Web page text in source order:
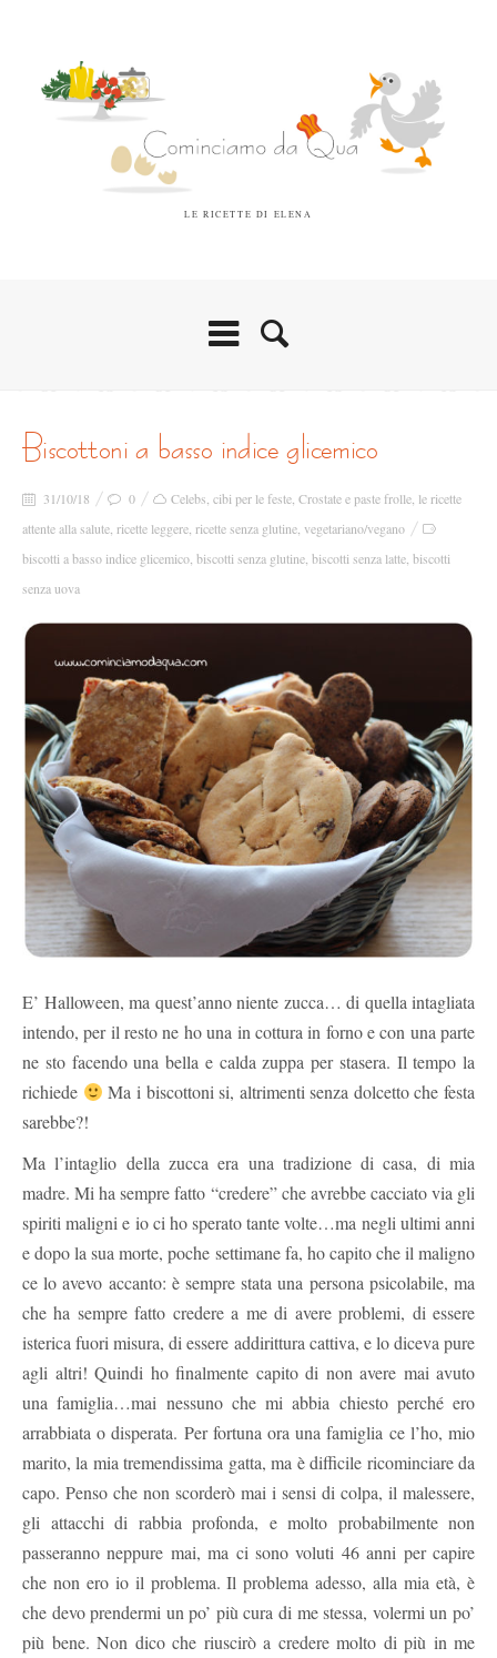
LE RICETTE DI ELENA
biscottoni a basso indice glicemico
31/10/18 0 Celebs cibi per le feste Crostate e paste frolle le ricette
attente alla salute ricette leggere ricette senza glutine vegetariano/vegano
biscotti a basso indice glicemico biscotti senza glutine biscotti senza latte biscotti
senza uova
E’ Halloween, ma quest’anno niente zucca… di quella intagliata
intendo, per il resto ne ho una in cottura in forno e con una parte
ne sto facendo una bella e calda zuppa per stasera. Il tempo la
richiede
Ma i biscottoni si, altrimenti senza dolcetto che festa
sarebbe?!
Ma l’intaglio della zucca era una tradizione di casa, di mia
madre. Mi ha sempre fatto “credere” che avrebbe cacciato via gli
spiriti maligni e io ci ho sperato tante volte…ma negli ultimi anni
e dopo la sua morte, poche settimane fa, ho capito che il maligno
ce lo avevo accanto: è sempre stata una persona psicolabile, ma
che ha sempre fatto credere a me di avere problemi, di essere
isterica fuori misura, di essere addirittura cattiva, e lo diceva pure
agli altri! Quindi ho finalmente capito di non avere mai avuto
una famiglia…mai nessuno che mi abbia chiesto perché ero
arrabbiata o disperata. Per fortuna ora una famiglia ce l’ho, mio
marito, la mia tremendissima gatta, ma è difficile ricominciare da
capo. Penso che non scorderò mai i sensi di colpa, il malessere,
gli attacchi di rabbia profonda, e molto probabilmente non
passeranno neppure mai, ma ci sono voluti 46 anni per capire
che non ero io il problema. Il problema adesso, alla mia età, è
che devo prendermi un po’ più cura di me stessa, volermi un po’
più bene. Non dico che riuscirò a credere molto di più in me